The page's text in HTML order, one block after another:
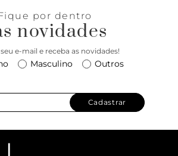
por dentro
novidades
e-mail e receba as novidades!
Masculino Outros
Cadastrar